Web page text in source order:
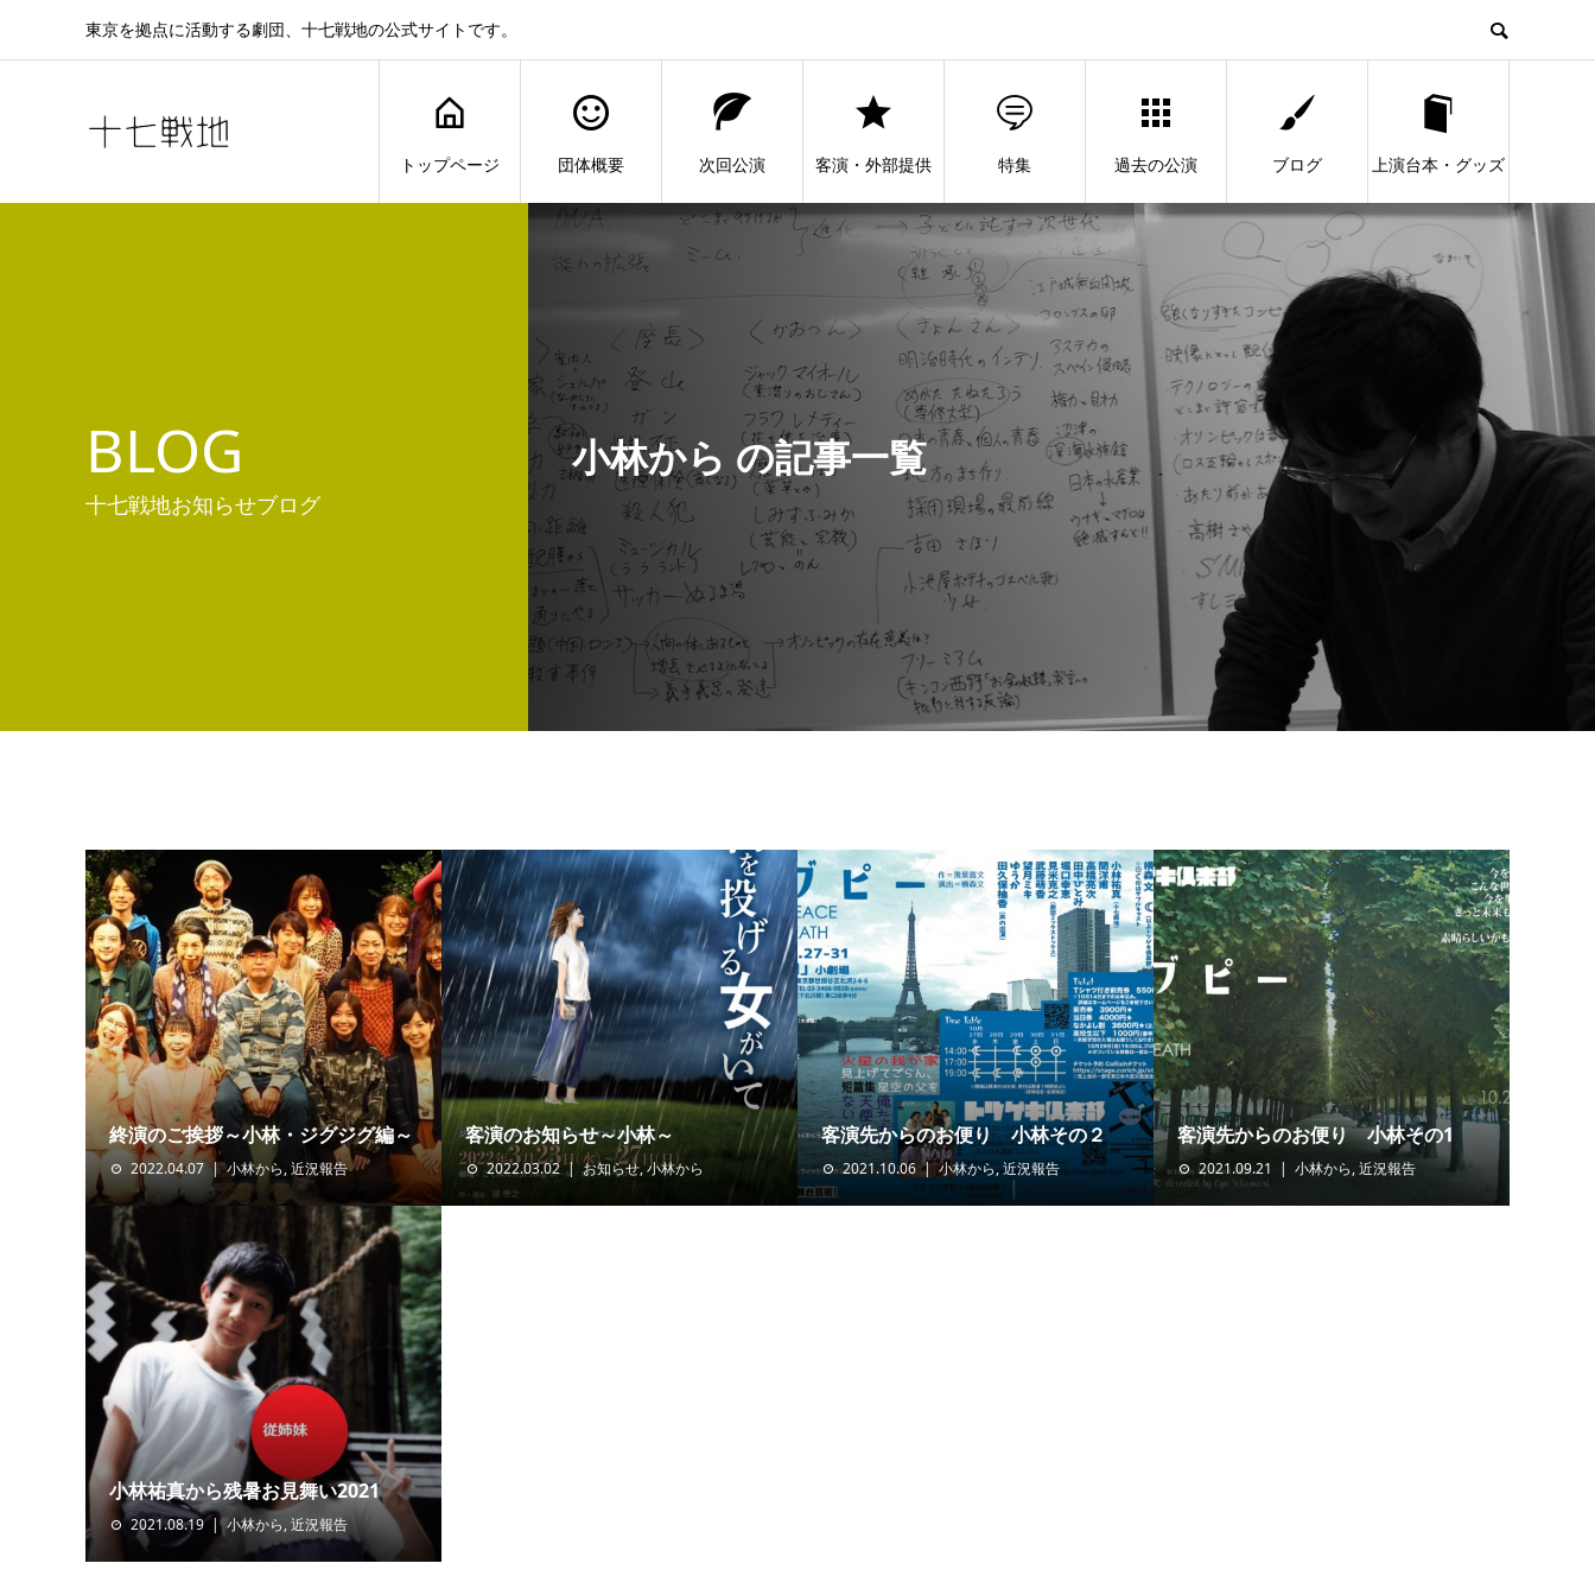
東京を拠点に活動する劇団、十七戦地の公式サイトです。
トップページ 団体概要 次回公演 客演・外部提供 特集 過去の公演 ブログ 上演台本・グッズ
BLOG
十七戦地お知らせブログ
小林から の記事一覧
終演のご挨拶～小林・ジグジグ編～
2022.04.07 小林から,近況報告
客演のお知らせ～小林～
2022.03.02 お知らせ,小林から
客演先からのお便り 小林その２
2021.10.06 小林から,近況報告
客演先からのお便り 小林その1
2021.09.21 小林から,近況報告
小林祐真から残暑お見舞い2021
2021.08.19 小林から,近況報告